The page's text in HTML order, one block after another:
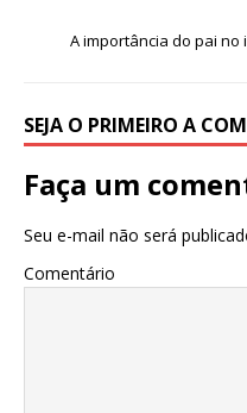
A importância do pai
SEJA O PRIMEIRO A
Faça um
Seu e-mail não será
Comentário